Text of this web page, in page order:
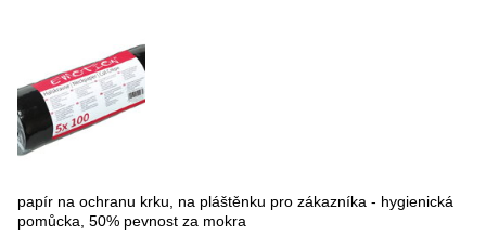
papír na ochranu krku, na pláštěnku pro zákazníka - hygienická
pomůcka, 50% pevnost za mokra